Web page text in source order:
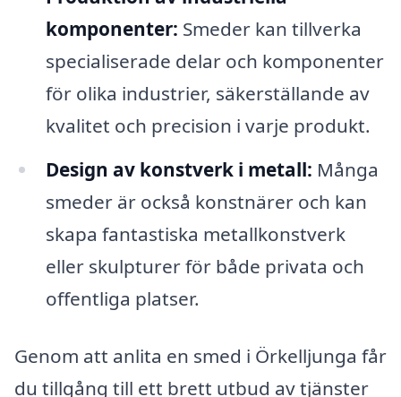
komponenter: Smeder kan tillverka
specialiserade delar och komponenter
för olika industrier, säkerställande av
kvalitet och precision i varje produkt.
Design av konstverk i metall: Många
smeder är också konstnärer och kan
skapa fantastiska metallkonstverk
eller skulpturer för både privata och
offentliga platser.
Genom att anlita en smed i Örkelljunga får
du tillgång till ett brett utbud av tjänster